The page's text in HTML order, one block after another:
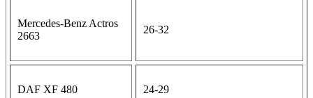
Mercedes-Benz Actros
2663
26-32
DAF XF 480 24-29